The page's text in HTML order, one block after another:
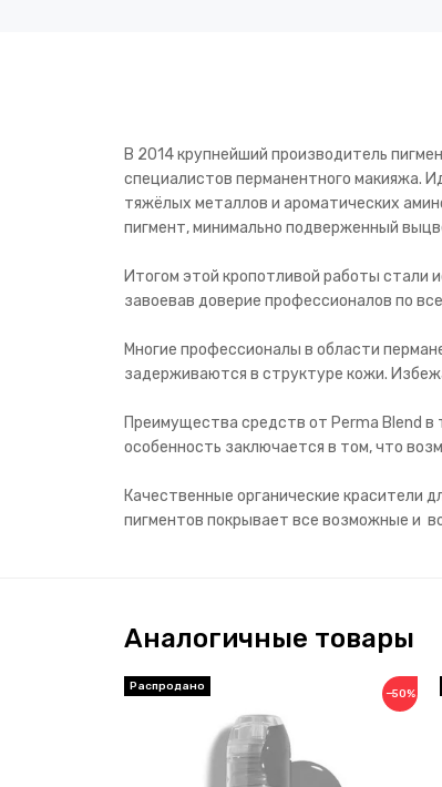
В 2014 крупнейший производитель
специалистов перманентного макияжа.
тяжёлых металлов и ароматических
пигмент, минимально подверженный
Итогом этой кропотливой работы стали
завоевав доверие профессионалов по
Многие профессионалы в области
задерживаются в структуре кожи.
Преимущества средств от Perma Blend
особенность заключается в том, что
Качественные органические красители
пигментов покрывает все возможные и
Аналогичные товары
−50%